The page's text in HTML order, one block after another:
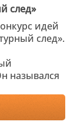
след»
идей
след».
назывался